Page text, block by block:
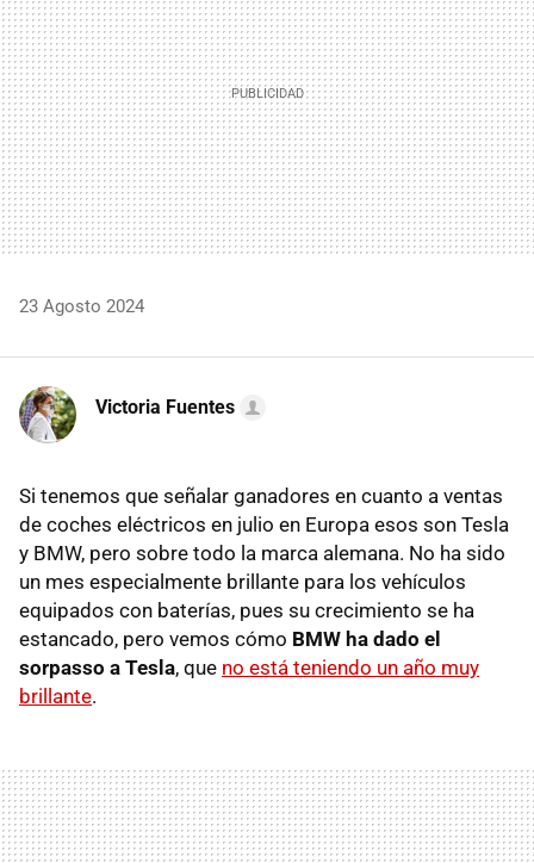
23 Agosto 2024
Victoria Fuentes
Si tenemos que señalar ganadores en cuanto a ventas
de coches eléctricos en julio en Europa esos son Tesla
y BMW, pero sobre todo la marca alemana. No ha sido
un mes especialmente brillante para los vehículos
equipados con baterías, pues su crecimiento se ha
estancado, pero vemos cómo BMW ha dado el
sorpasso a Tesla, que no está teniendo un año muy
brillante.